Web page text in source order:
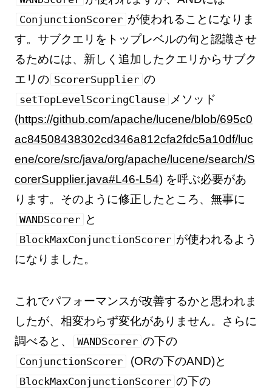
ConjunctionScorer が使われることになりま
す。サブクエリをトップレベルの句と認識させ
るためには、新しく追加したクエリからサブク
エリの ScorerSupplier の
setTopLevelScoringClause
メソッド
(https://github.com/apache/lucene/blob/695c0
ac84508438302cd346a812cfa2fdc5a10df/luc
ene/core/src/java/org/apache/lucene/search/S
corerSupplier.java#L46-L54) を呼ぶ必要があ
ります。そのように修正したところ、無事に
WANDScorer と
BlockMaxConjunctionScorer が使われるよう
になりました。
これでパフォーマンスが改善するかと思われま
したが、相変わらず変化がありません。さらに
調べると、
WANDScorer の下の
ConjunctionScorer (ORの下のAND)と
BlockMaxConjunctionScorer の下の